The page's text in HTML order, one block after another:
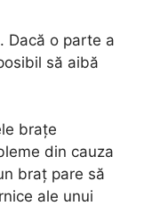
Dacă o parte a
să aibă
brațe
din cauza
braț pare să
ale unui